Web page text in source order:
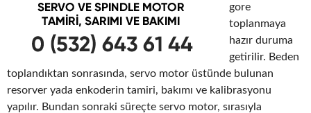
gore
toplanmaya
hazır duruma
getirilir. Beden
toplandıktan sonrasında, servo motor üstünde bulunan
resorver yada enkoderin tamiri, bakımı ve kalibrasyonu
yapılır. Bundan sonraki süreçte servo motor, sırasıyla